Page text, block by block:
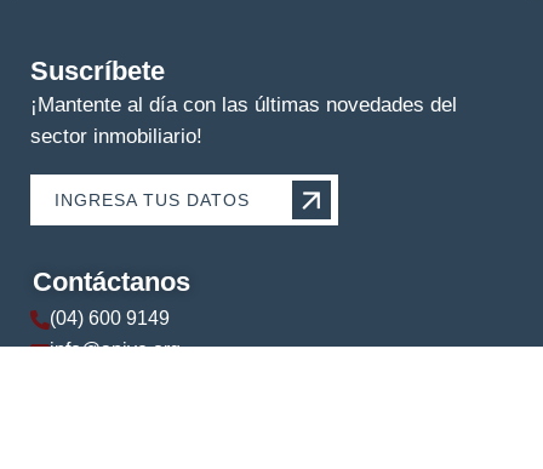
Suscríbete
¡Mantente al día con las últimas novedades del
sector inmobiliario!
INGRESA TUS DATOS
Contáctanos
(04) 600 9149
info@apive.org